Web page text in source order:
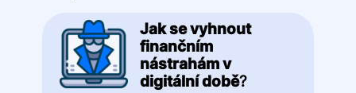
Jak se vyhnout
finančním
nástrahám v
digitální době?